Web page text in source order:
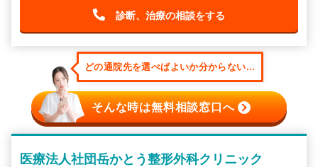
診断、治療の相談をする
どの通院先を選べばよいか分からない...
そんな時は無料相談窓口へ
医療法人社団岳かとう整形外科クリニック